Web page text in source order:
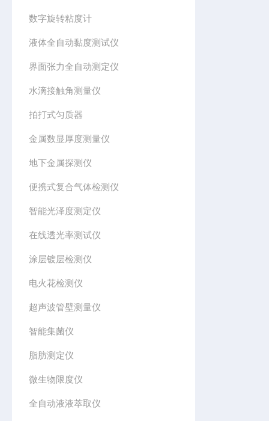
数字旋转粘度计
液体全自动黏度测试仪
界面张力全自动测定仪
水滴接触角测量仪
拍打式匀质器
金属数显厚度测量仪
地下金属探测仪
便携式复合气体检测仪
智能光泽度测定仪
在线透光率测试仪
涂层镀层检测仪
电火花检测仪
超声波管壁测量仪
智能集菌仪
脂肪测定仪
微生物限度仪
全自动液液萃取仪